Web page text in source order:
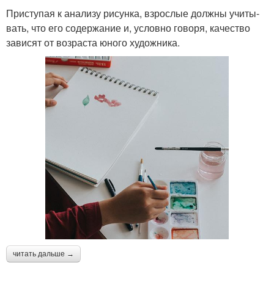
При­сту­пая к ана­лизу рисунка, взрос­лые должны учи­ты­
вать, что его содер­жа­ние и, условно говоря, каче­ство
зави­сят от воз­раста юного художника.
читать дальше →